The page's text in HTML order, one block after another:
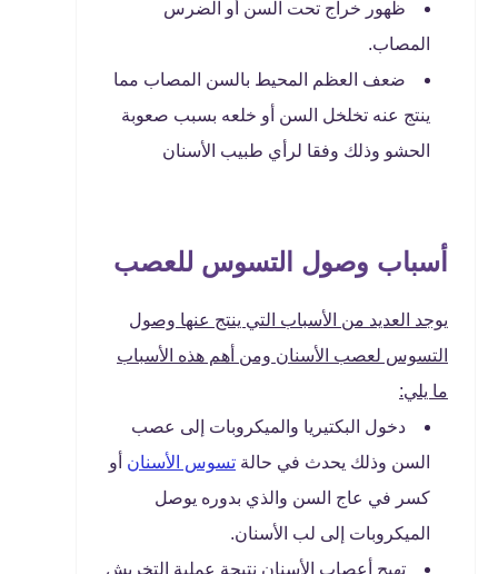
ظهور خراج تحت السن أو الضرس
المصاب.
ضعف العظم المحيط بالسن المصاب مما
ينتج عنه تخلخل السن أو خلعه بسبب صعوبة
الحشو وذلك وفقا لرأي طبيب الأسنان
أسباب وصول التسوس للعصب
يوجد العديد من الأسباب التي ينتج عنها وصول
التسوس لعصب الأسنان ومن أهم هذه الأسباب
ما يلي:
دخول البكتيريا والميكروبات إلى عصب
السن وذلك يحدث في حالة تسوس الأسنان أو
كسر في عاج السن والذي بدوره يوصل
الميكروبات إلى لب الأسنان.
تهيج أعصاب الأسنان نتيجة عملية التخريش